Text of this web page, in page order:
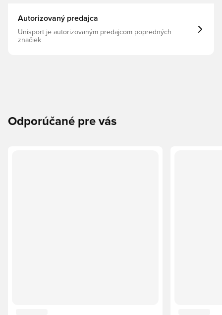
Autorizovaný predajca
Unisport je autorizovaným predajcom popredných
značiek
Odporúčané pre vás